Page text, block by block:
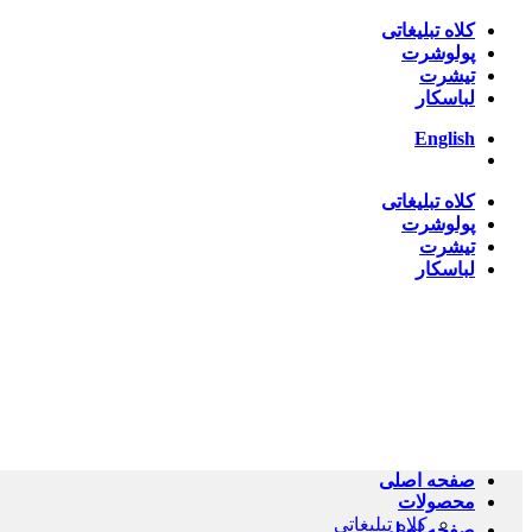
Skip
content
کلاه تبلیغاتی
پولوشرت
تیشرت
لباسکار
English
کلاه تبلیغاتی
پولوشرت
تیشرت
لباسکار
صفحه اصلی
محصولات
کلاه تبلیغاتی